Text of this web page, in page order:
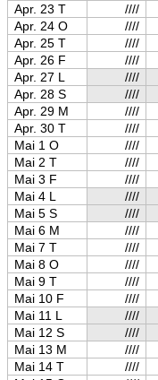
Apr. 23 T
////
Apr. 24 O
////
Apr. 25 T
////
Apr. 26 F
////
Apr. 27 L
////
Apr. 28 S
////
Apr. 29 M
////
Apr. 30 T
////
Mai 1 O
////
Mai 2 T
////
Mai 3 F
////
Mai 4 L
////
Mai 5 S
////
Mai 6 M
////
Mai 7 T
////
Mai 8 O
////
Mai 9 T
////
Mai 10 F
////
Mai 11 L
////
Mai 12 S
////
Mai 13 M
////
Mai 14 T
////